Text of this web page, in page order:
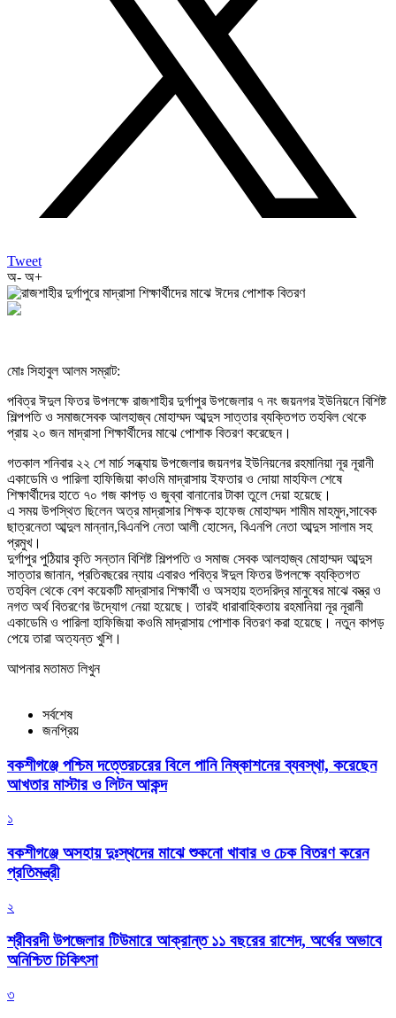
Tweet
অ- অ+
মোঃ সিহাবুল আলম সম্রাট:
পবিত্র ঈদুল ফিতর উপলক্ষে রাজশাহীর দুর্গাপুর উপজেলার ৭ নং জয়নগর ইউনিয়নে বিশিষ্ট
শিল্পপতি ও সমাজসেবক আলহাজ্ব মোহাম্মদ আব্দুস সাত্তার ব্যক্তিগত তহবিল থেকে
প্রায় ২০ জন মাদ্রাসা শিক্ষার্থীদের মাঝে পোশাক বিতরণ করেছেন।
গতকাল শনিবার ২২ শে মার্চ সন্ধ্যায় উপজেলার জয়নগর ইউনিয়নের রহমানিয়া নূর নূরানী
একাডেমি ও পারিলা হাফিজিয়া কাওমি মাদ্রাসায় ইফতার ও দোয়া মাহফিল শেষে
শিক্ষার্থীদের হাতে ৭০ গজ কাপড় ও জুব্বা বানানোর টাকা তুলে দেয়া হয়েছে।
এ সময় উপস্থিত ছিলেন অত্র মাদ্রাসার শিক্ষক হাফেজ মোহাম্মদ শামীম মাহমুদ,সাবেক
ছাত্রনেতা আব্দুল মান্নান,বিএনপি নেতা আলী হোসেন, বিএনপি নেতা আব্দুস সালাম সহ
প্রমুখ।
দুর্গাপুর পুঠিয়ার কৃতি সন্তান বিশিষ্ট শিল্পপতি ও সমাজ সেবক আলহাজ্ব মোহাম্মদ আব্দুস
সাত্তার জানান, প্রতিবছরের ন্যায় এবারও পবিত্র ঈদুল ফিতর উপলক্ষে ব্যক্তিগত
তহবিল থেকে বেশ কয়েকটি মাদ্রাসার শিক্ষার্থী ও অসহায় হতদরিদ্র মানুষের মাঝে বস্ত্র ও
নগত অর্থ বিতরণের উদ্যোগ নেয়া হয়েছে। তারই ধারাবাহিকতায় রহমানিয়া নূর নূরানী
একাডেমি ও পারিলা হাফিজিয়া কওমি মাদ্রাসায় পোশাক বিতরণ করা হয়েছে। নতুন কাপড়
পেয়ে তারা অত্যন্ত খুশি।
আপনার মতামত লিখুন
সর্বশেষ
জনপ্রিয়
বকশীগঞ্জে পশ্চিম দত্তেরচরের বিলে পানি নিষ্কাশনের ব্যবস্থা, করেছেন
আখতার মাস্টার ও লিটন আকন্দ
১
বকশীগঞ্জে অসহায় দুঃস্থদের মাঝে শুকনো খাবার ও চেক বিতরণ করেন
প্রতিমন্ত্রী
২
শ্রীবরদী উপজেলার টিউমারে আক্রান্ত ১১ বছরের রাশেদ, অর্থের অভাবে
অনিশ্চিত চিকিৎসা
৩